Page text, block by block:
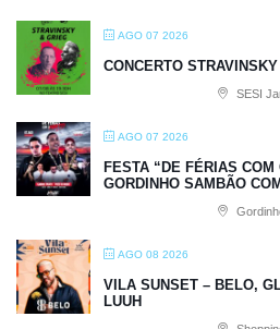
AGO 07 2026
CONCERTO
SESI
AGO 07 2026
FESTA “DE FÉRIAS COM
GORDINHO SAMBÃO
AGO 08 2026
VILA SUNSET – BELO,
LUUH